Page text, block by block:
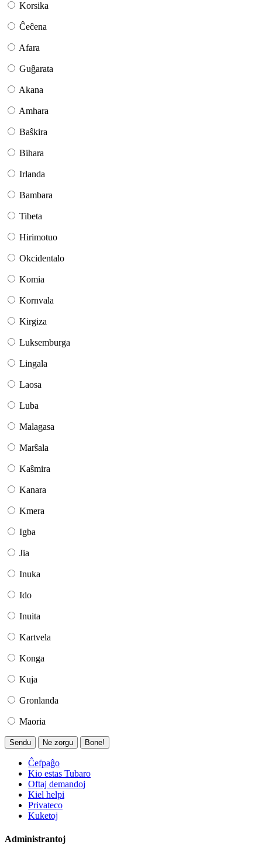
Korsika
Ĉeĉena
Afara
Guĝarata
Akana
Amhara
Baŝkira
Bihara
Irlanda
Bambara
Tibeta
Hirimotuo
Okcidentalo
Komia
Kornvala
Kirgiza
Luksemburga
Lingala
Laosa
Luba
Malagasa
Marŝala
Kaŝmira
Kanara
Kmera
Igba
Jia
Inuka
Ido
Inuita
Kartvela
Konga
Kuja
Gronlanda
Maoria
Sendu Ne zorgu Bone!
Ĉefpaĝo
Kio estas Tubaro
Oftaj demandoj
Kiel helpi
Privateco
Kuketoj
Administrantoj